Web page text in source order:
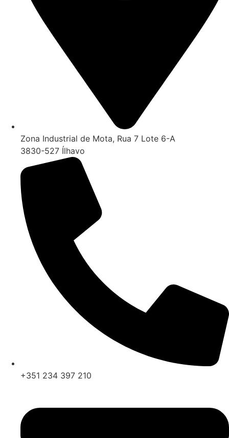
Zona Industrial de Mota, Rua 7 Lote 6-A
3830-527 Ílhavo
+351 234 397 210